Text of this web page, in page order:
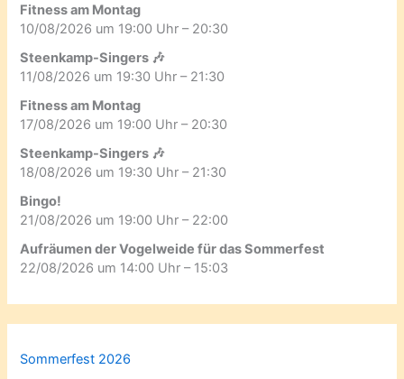
Fitness am Montag
10/08/2026 um 19:00 Uhr – 20:30
Steenkamp-Singers 🎶
11/08/2026 um 19:30 Uhr – 21:30
Fitness am Montag
17/08/2026 um 19:00 Uhr – 20:30
Steenkamp-Singers 🎶
18/08/2026 um 19:30 Uhr – 21:30
Bingo!
21/08/2026 um 19:00 Uhr – 22:00
Aufräumen der Vogelweide für das Sommerfest
22/08/2026 um 14:00 Uhr – 15:03
Sommerfest 2026